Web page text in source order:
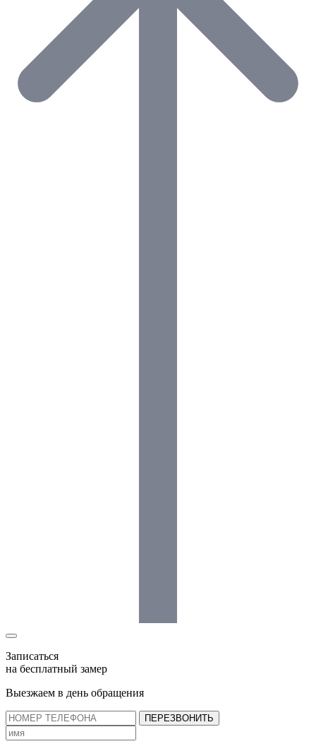
Записаться
на бесплатный замер
Выезжаем в день обращения
ПЕРЕЗВОНИТЬ